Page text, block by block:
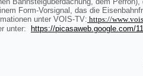
Form-Vorsignal, das die
unter VOIS-TV: https://www
unter: https://picasaweb.google.com/